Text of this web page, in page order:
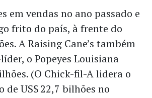
em vendas no ano passado e
frito do país, à frente do
A Raising Cane’s também
o Popeyes Louisiana
(O Chick-fil-A lidera o
US$ 22,7 bilhões no